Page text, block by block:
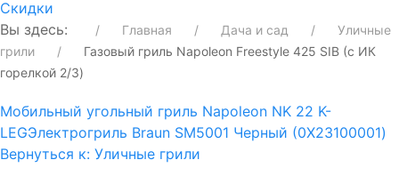
Скидки
Вы здесь:
Главная Дача и сад
Уличные
грили
Газовый гриль Napoleon Freestyle 425 SIB (с ИК
горелкой 2/3)
Мобильный угольный гриль Napoleon NK 22 K-
LEGЭлектрогриль Braun SM5001 Черный (0X23100001)
Вернуться к: Уличные грили